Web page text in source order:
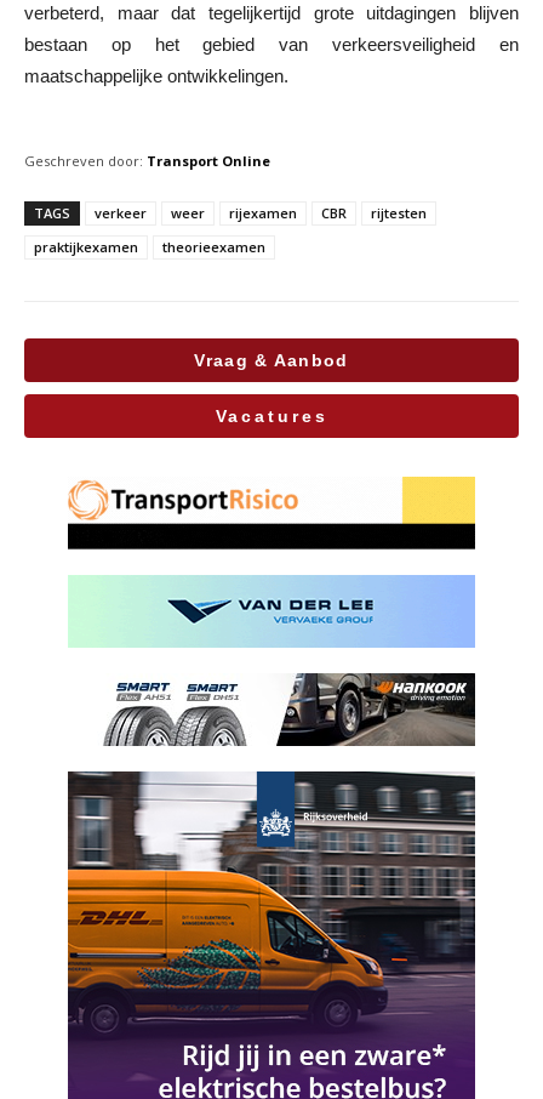
verbeterd, maar dat tegelijkertijd grote uitdagingen blijven
bestaan op het gebied van verkeersveiligheid en
maatschappelijke ontwikkelingen.
Geschreven door: Transport Online
TAGS verkeer weer rijexamen CBR
rijtesten
praktijkexamen
theorieexamen
Vraag & Aanbod
Vacatures